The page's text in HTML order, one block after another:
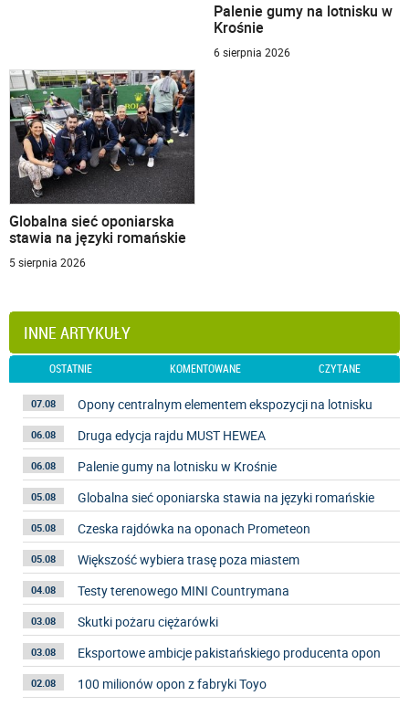
Palenie gumy na lotnisku w
Krośnie
6 sierpnia 2026
Globalna sieć oponiarska
stawia na języki romańskie
5 sierpnia 2026
INNE ARTYKUŁY
OSTATNIE KOMENTOWANE CZYTANE
07.08 Opony centralnym elementem ekspozycji na lotnisku
06.08 Druga edycja rajdu MUST HEWEA
06.08 Palenie gumy na lotnisku w Krośnie
05.08 Globalna sieć oponiarska stawia na języki romańskie
05.08 Czeska rajdówka na oponach Prometeon
05.08 Większość wybiera trasę poza miastem
04.08 Testy terenowego MINI Countrymana
03.08 Skutki pożaru ciężarówki
03.08 Eksportowe ambicje pakistańskiego producenta opon
02.08 100 milionów opon z fabryki Toyo